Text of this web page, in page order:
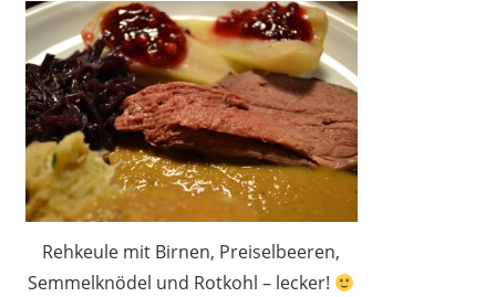
Rehkeule mit Birnen, Preiselbeeren,
Semmelknödel und Rotkohl – lecker!